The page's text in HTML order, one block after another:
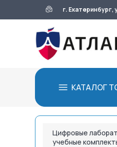
г. Екатеринбург,
КАТАЛОГ
Цифровые
учебные